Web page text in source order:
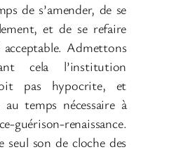
de s’amender, de se
et de se refaire
Admettons
cela l’institution
pas hypocrite, et
au temps nécessaire à
guérison-renaissance.
seul son de cloche des